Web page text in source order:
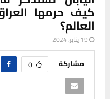
كيف حرمها
العالم؟
19 يناير، 2024
مشاركة 0